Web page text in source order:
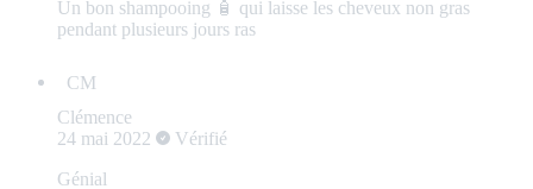
Un bon shampooing 🧴 qui laisse les cheveux non gras
pendant plusieurs jours ras
Clémence
24 mai 2022
Vérifié
Génial